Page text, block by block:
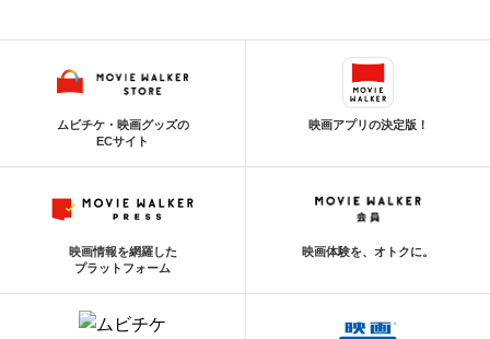
ムビチケ・映画グッズの
ECサイト
映画アプリの決定版！
映画情報を網羅した
プラットフォーム
映画体験を、オトクに。